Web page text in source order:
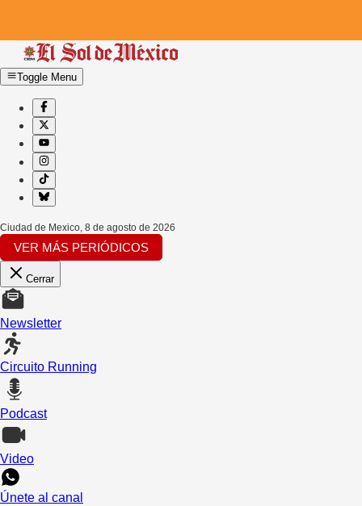
Toggle Menu
Ciudad de Mexico, 8 de agosto de 2026
VER MÁS PERIÓDICOS
Cerrar
Newsletter
Circuito Running
Podcast
Video
Únete al canal